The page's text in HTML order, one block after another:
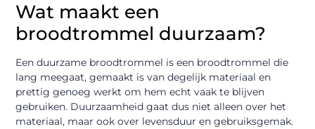
Wat maakt een
broodtrommel duurzaam?
Een duurzame broodtrommel is een broodtrommel die
lang meegaat, gemaakt is van degelijk materiaal en
prettig genoeg werkt om hem echt vaak te blijven
gebruiken. Duurzaamheid gaat dus niet alleen over het
materiaal, maar ook over levensduur en gebruiksgemak.